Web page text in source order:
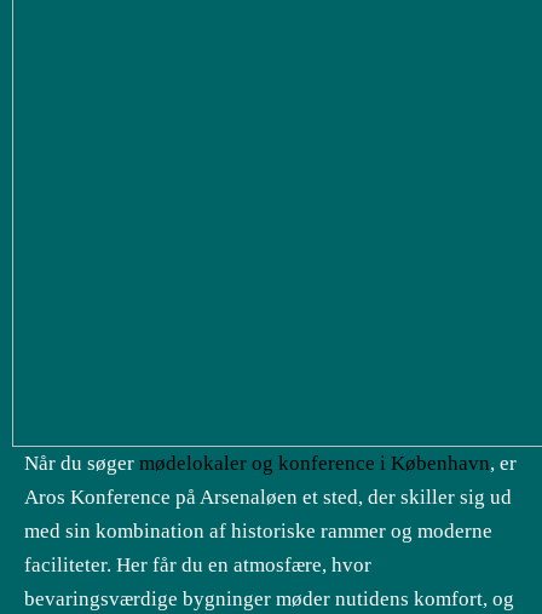
Når du søger mødelokaler og konference i København, er
Aros Konference på Arsenaløen et sted, der skiller sig ud
med sin kombination af historiske rammer og moderne
faciliteter. Her får du en atmosfære, hvor
bevaringsværdige bygninger møder nutidens komfort, og